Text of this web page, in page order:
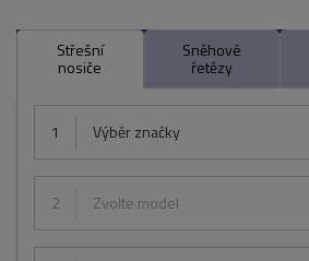
Střešní
nosiče
Sněhové
řetězy
1 Výběr značky
2 Zvolte model